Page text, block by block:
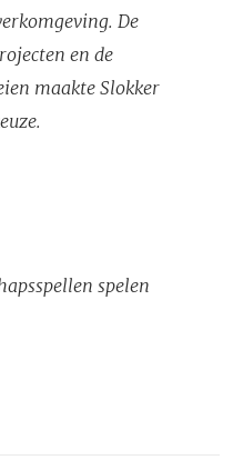
De
en de
maakte Slokker
spelen